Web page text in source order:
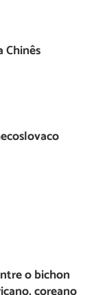
Chinês
o bichon